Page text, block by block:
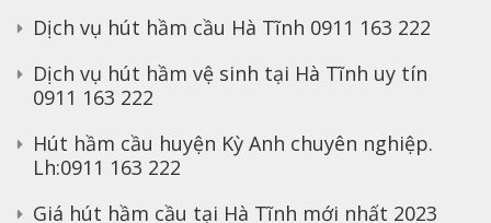
Dịch vụ hút hầm cầu Hà Tĩnh 0911 163 222
Dịch vụ hút hầm vệ sinh tại Hà Tĩnh uy tín
0911 163 222
Hút hầm cầu huyện Kỳ Anh chuyên nghiệp.
Lh:0911 163 222
Giá hút hầm cầu tại Hà Tĩnh mới nhất 2023